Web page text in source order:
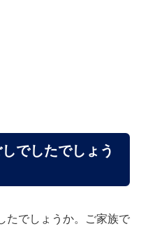
でしたでしょう
たでしょうか。ご家族で